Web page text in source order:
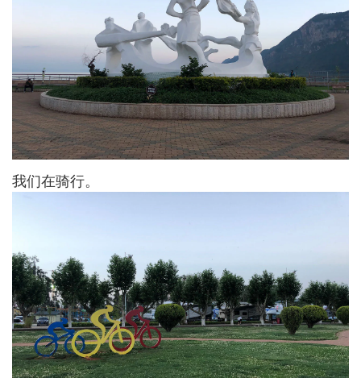
我们在骑行。